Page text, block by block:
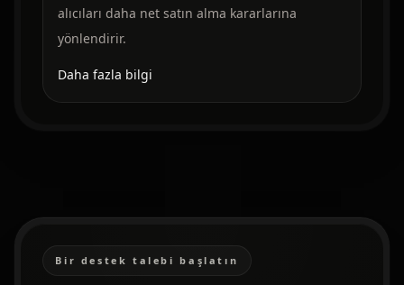
alıcıları daha net satın alma kararlarına
yönlendirir.
Daha fazla bilgi
Bir destek talebi başlatın